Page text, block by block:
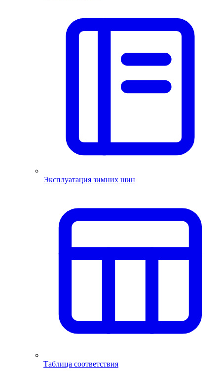
Эксплуатация зимних шин
Таблица соответствия